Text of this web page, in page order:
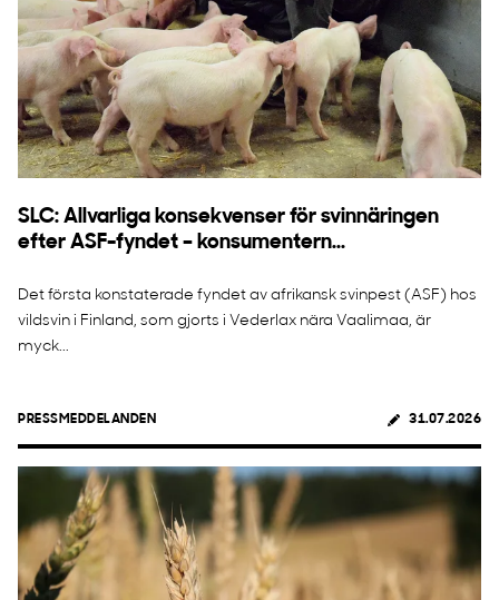
SLC: Allvarliga konsekvenser för svinnäringen
efter ASF-fyndet – konsumentern...
Det första konstaterade fyndet av afrikansk svinpest (ASF) hos
vildsvin i Finland, som gjorts i Vederlax nära Vaalimaa, är
myck...
PRESSMEDDELANDEN 31.07.2026